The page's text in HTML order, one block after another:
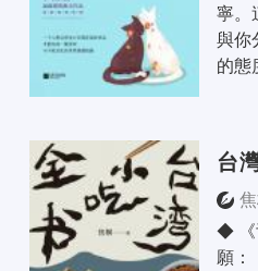
寧。
與你
的態
台
◆ 《
願：